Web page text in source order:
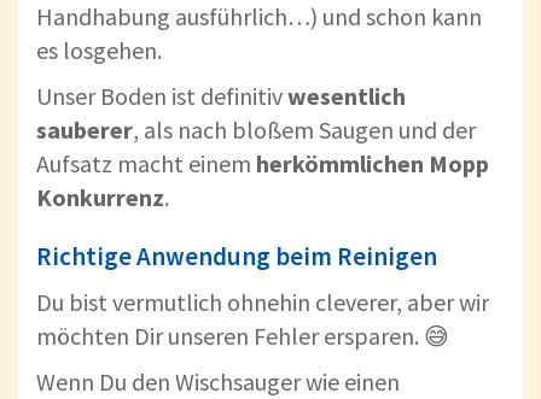
Handhabung ausführlich…) und schon kann
es losgehen.
Unser Boden ist definitivwesentlich
sauberer, als nach bloßem Saugen und der
Aufsatz macht einem herkömmlichen Mopp
Konkurrenz.
Richtige Anwendung beim Reinigen
Du bist vermutlich ohnehin cleverer, aber wir
möchten Dir unseren Fehler ersparen. 😅
Wenn Du den Wischsauger wie einen